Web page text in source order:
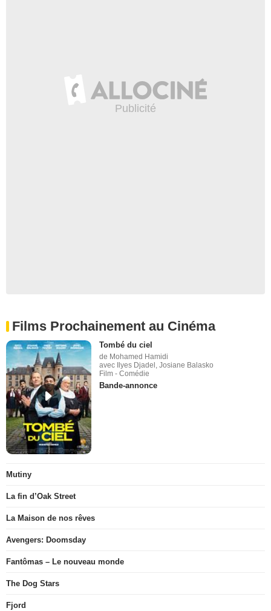
Films Prochainement au Cinéma
Tombé du ciel
de Mohamed Hamidi
avec Ilyes Djadel, Josiane Balasko
Film - Comédie
Bande-annonce
Mutiny
La fin d’Oak Street
La Maison de nos rêves
Avengers: Doomsday
Fantômas – Le nouveau monde
The Dog Stars
Fjord